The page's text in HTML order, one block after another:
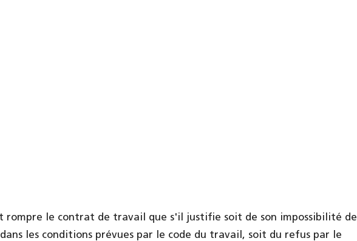
rompre le contrat de travail que s'il justifie soit de son impossibilité de
les conditions prévues par le code du travail, soit du refus par le